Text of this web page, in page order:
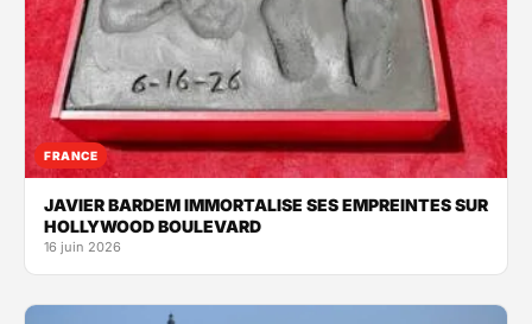
FRANCE
JAVIER BARDEM IMMORTALISE SES EMPREINTES SUR
HOLLYWOOD BOULEVARD
16 juin 2026